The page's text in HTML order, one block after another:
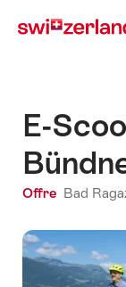
sur
rapide
E-
Offre Bad